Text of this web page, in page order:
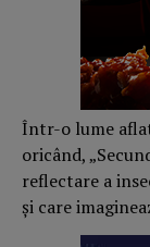
Într-o lume
oricând,
reflectare a
și care